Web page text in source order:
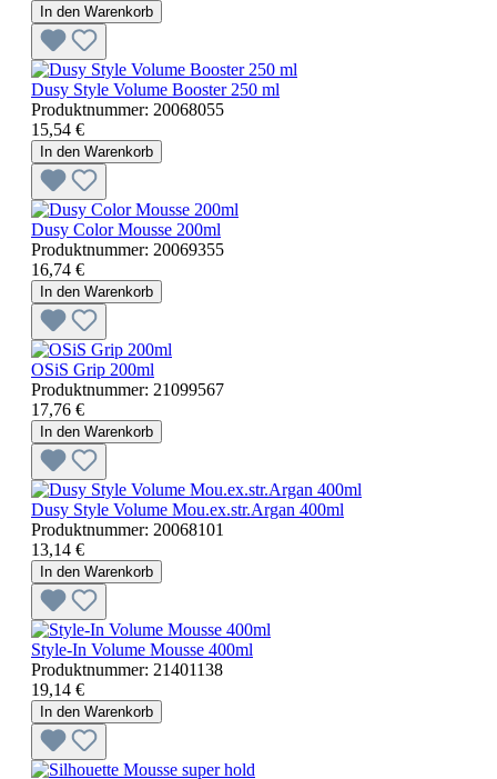
In den Warenkorb
Dusy Style Volume Booster 250 ml
Produktnummer: 20068055
15,54 €
In den Warenkorb
Dusy Color Mousse 200ml
Produktnummer: 20069355
16,74 €
In den Warenkorb
OSiS Grip 200ml
Produktnummer: 21099567
17,76 €
In den Warenkorb
Dusy Style Volume Mou.ex.str.Argan 400ml
Produktnummer: 20068101
13,14 €
In den Warenkorb
Style-In Volume Mousse 400ml
Produktnummer: 21401138
19,14 €
In den Warenkorb